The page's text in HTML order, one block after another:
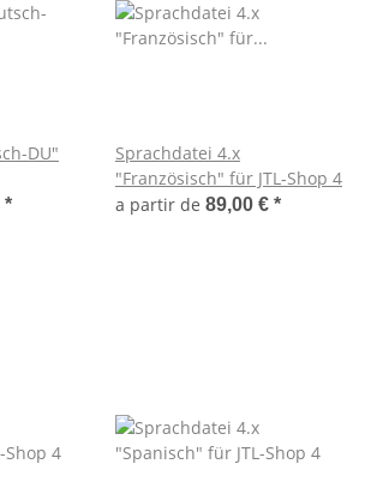
DU"
*
Sprachdatei 4.x
"Französisch" für JTL-Shop 4
a partir de 89,00 € *